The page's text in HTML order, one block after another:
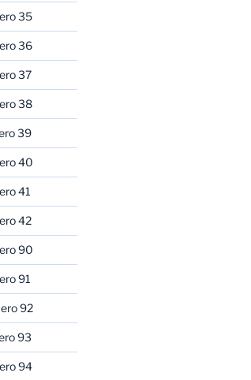
35
36
37
38
39
40
41
42
90
91
92
93
94